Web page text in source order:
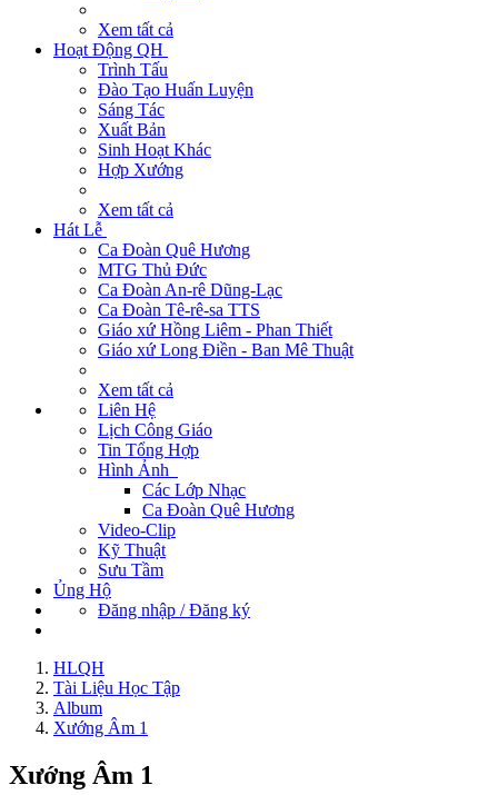
Xem tất cả
Hoạt Động QH
Trình Tấu
Đào Tạo Huấn Luyện
Sáng Tác
Xuất Bản
Sinh Hoạt Khác
Hợp Xướng
Xem tất cả
Hát Lễ
Ca Đoàn Quê Hương
MTG Thủ Đức
Ca Đoàn An-rê Dũng-Lạc
Ca Đoàn Tê-rê-sa TTS
Giáo xứ Hồng Liêm - Phan Thiết
Giáo xứ Long Điền - Ban Mê Thuật
Xem tất cả
Liên Hệ
Lịch Công Giáo
Tin Tổng Hợp
Hình Ảnh
Các Lớp Nhạc
Ca Đoàn Quê Hương
Video-Clip
Kỹ Thuật
Sưu Tầm
Ủng Hộ
Đăng nhập / Đăng ký
HLQH
Tài Liệu Học Tập
Album
Xướng Âm 1
Xướng Âm 1